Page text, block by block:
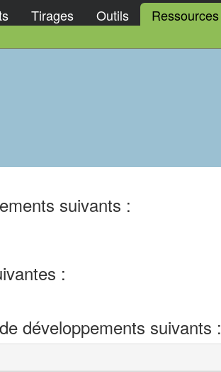
Tirages Outils Ressources
suivants :
:
développements suivants :